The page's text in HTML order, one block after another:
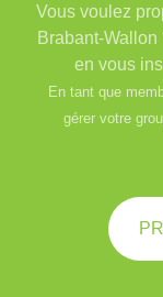
Vous voulez
Brabant-
en vous
En tant que
gérer votre